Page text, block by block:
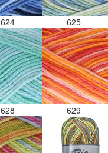
624 625
628 629